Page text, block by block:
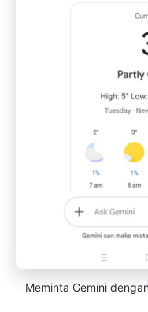
Meminta Gemini